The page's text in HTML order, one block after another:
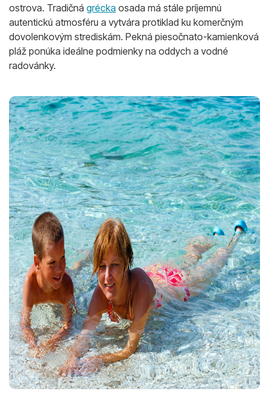
ostrova. Tradičná grécka osada má stále príjemnú
autentickú atmosféru a vytvára protiklad ku komerčným
dovolenkovým strediskám. Pekná piesočnato-kamienková
pláž ponúka ideálne podmienky na oddych a vodné
radovánky.